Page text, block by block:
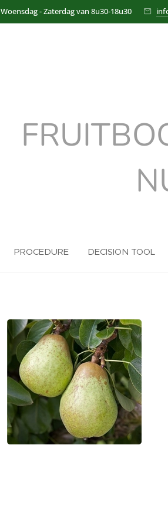
Woensdag - Zaterdag van 8u30-18u30
PROCEDURE DECISION TOOL